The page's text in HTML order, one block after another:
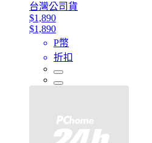
台灣公司貨
$1,890
$1,890
P幣
折扣